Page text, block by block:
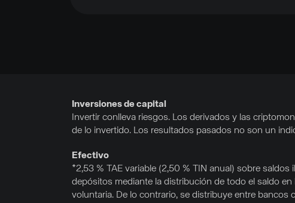
Inversiones de capital
Invertir conlleva riesgos. Los derivados y las
de lo invertido. Los resultados pasados no son un
Efectivo
*2,53 % TAE variable (2,50 % TIN anual) sobre saldos
depósitos mediante la distribución de todo el saldo
voluntaria. De lo contrario, se distribuye entre